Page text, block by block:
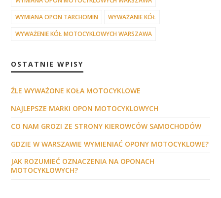
WYMIANA OPON TARCHOMIN WYWAŻANIE KÓŁ
WYWAŻENIE KÓŁ MOTOCYKLOWYCH WARSZAWA
OSTATNIE WPISY
ŹLE WYWAŻONE KOŁA MOTOCYKLOWE
NAJLEPSZE MARKI OPON MOTOCYKLOWYCH
CO NAM GROZI ZE STRONY KIEROWCÓW SAMOCHODÓW
GDZIE W WARSZAWIE WYMIENIAĆ OPONY MOTOCYKLOWE?
JAK ROZUMIEĆ OZNACZENIA NA OPONACH
MOTOCYKLOWYCH?